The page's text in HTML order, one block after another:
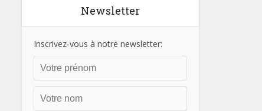
Newsletter
Inscrivez-vous à notre newsletter: